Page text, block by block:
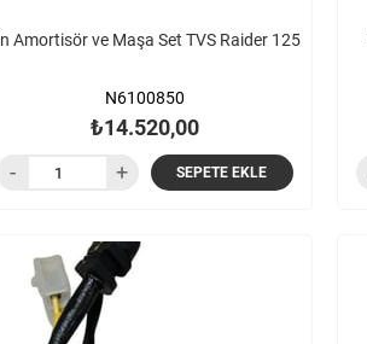
Amortisör ve Maşa Set TVS Raider 125
N6100850
₺14.520,00
SEPETE EKLE